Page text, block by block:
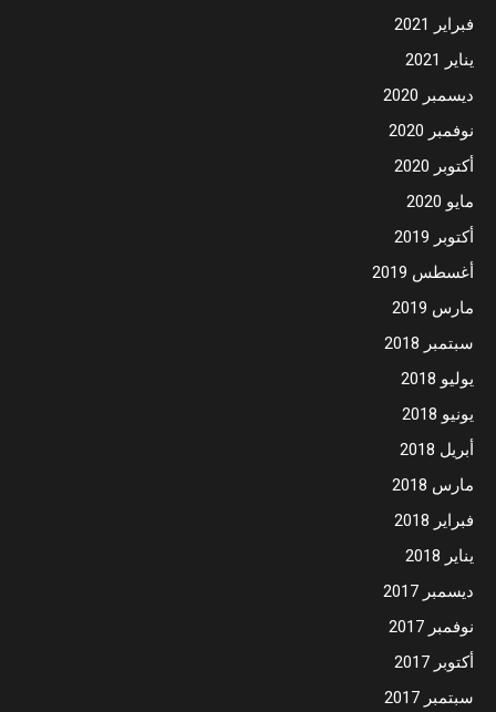
فبراير 2021
يناير 2021
ديسمبر 2020
نوفمبر 2020
أكتوبر 2020
مايو 2020
أكتوبر 2019
أغسطس 2019
مارس 2019
سبتمبر 2018
يوليو 2018
يونيو 2018
أبريل 2018
مارس 2018
فبراير 2018
يناير 2018
ديسمبر 2017
نوفمبر 2017
أكتوبر 2017
سبتمبر 2017